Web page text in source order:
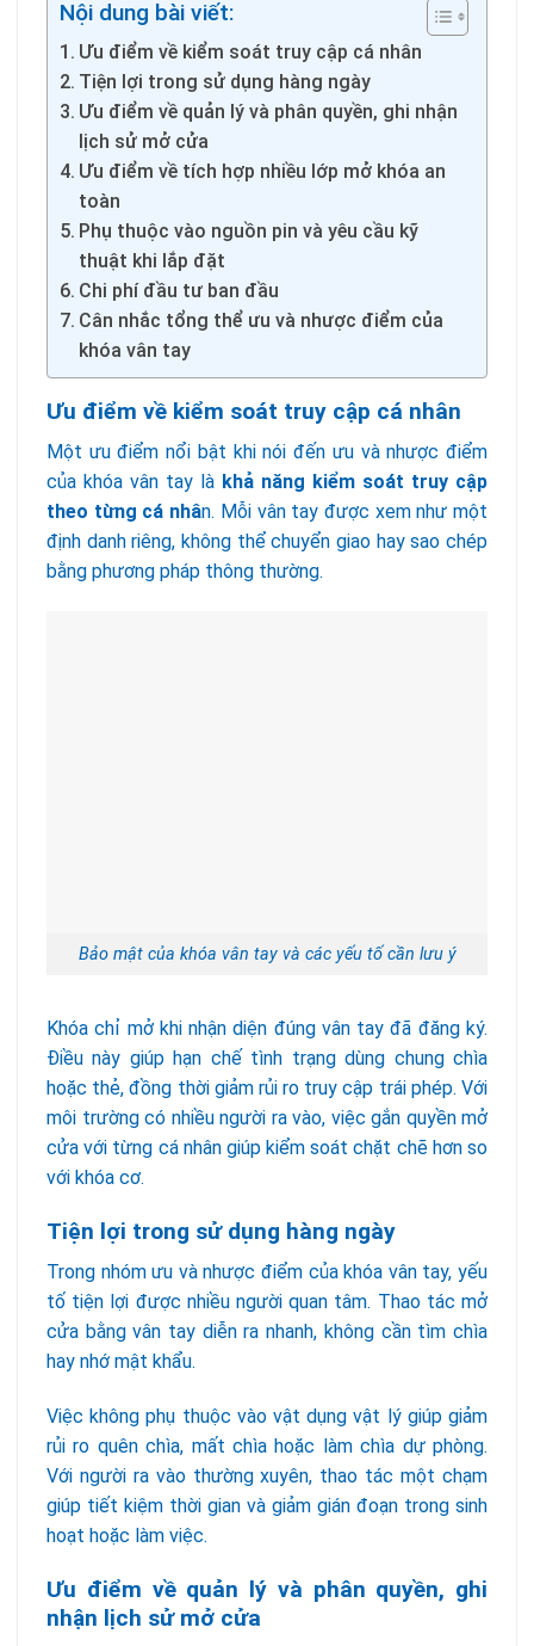
Nội dung bài viết:
Ưu điểm về kiểm soát truy cập cá nhân
Tiện lợi trong sử dụng hàng ngày
Ưu điểm về quản lý và phân quyền, ghi nhận
lịch sử mở cửa
Ưu điểm về tích hợp nhiều lớp mở khóa an
toàn
Phụ thuộc vào nguồn pin và yêu cầu kỹ
thuật khi lắp đặt
Chi phí đầu tư ban đầu
Cân nhắc tổng thể ưu và nhược điểm của
khóa vân tay
Ưu điểm về kiểm soát truy cập cá nhân
Một ưu điểm nổi bật khi nói đến ưu và nhược điểm
của khóa vân tay là khả năng kiểm soát truy cập
theo từng cá nhân. Mỗi vân tay được xem như một
định danh riêng, không thể chuyển giao hay sao chép
bằng phương pháp thông thường.
Bảo mật của khóa vân tay và các yếu tố cần lưu ý
Khóa chỉ mở khi nhận diện đúng vân tay đã đăng ký.
Điều này giúp hạn chế tình trạng dùng chung chìa
hoặc thẻ, đồng thời giảm rủi ro truy cập trái phép. Với
môi trường có nhiều người ra vào, việc gắn quyền mở
cửa với từng cá nhân giúp kiểm soát chặt chẽ hơn so
với khóa cơ.
Tiện lợi trong sử dụng hàng ngày
Trong nhóm ưu và nhược điểm của khóa vân tay, yếu
tố tiện lợi được nhiều người quan tâm. Thao tác mở
cửa bằng vân tay diễn ra nhanh, không cần tìm chìa
hay nhớ mật khẩu.
Việc không phụ thuộc vào vật dụng vật lý giúp giảm
rủi ro quên chìa, mất chìa hoặc làm chìa dự phòng.
Với người ra vào thường xuyên, thao tác một chạm
giúp tiết kiệm thời gian và giảm gián đoạn trong sinh
hoạt hoặc làm việc.
Ưu điểm về quản lý và phân quyền, ghi
nhận lịch sử mở cửa